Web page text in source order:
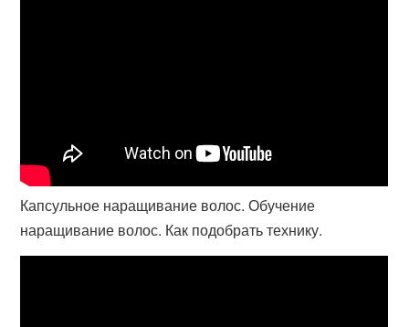
Капсульное наращивание волос. Обучение
наращивание волос. Как подобрать технику.